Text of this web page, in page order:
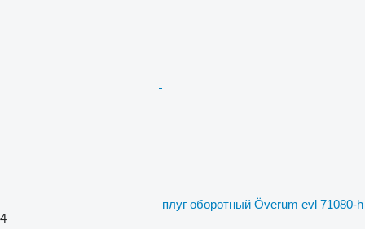
плуг оборотный Överum evl 71080-h
4